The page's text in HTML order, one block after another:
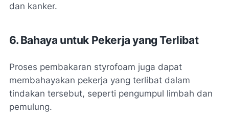
dan kanker.
6. Bahaya untuk Pekerja yang Terlibat
Proses pembakaran styrofoam juga dapat
membahayakan pekerja yang terlibat dalam
tindakan tersebut, seperti pengumpul limbah dan
pemulung.